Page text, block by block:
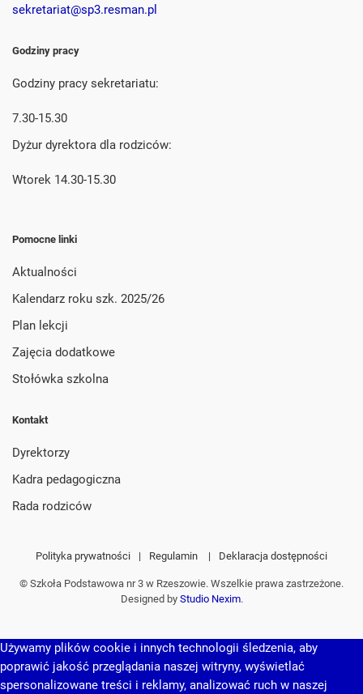
sekretariat@sp3.resman.pl
Godziny pracy
Godziny pracy sekretariatu:
7.30-15.30
Dyżur dyrektora dla rodziców:
Wtorek 14.30-15.30
Pomocne linki
Aktualności
Kalendarz roku szk. 2025/26
Plan lekcji
Zajęcia dodatkowe
Stołówka szkolna
Kontakt
Dyrektorzy
Kadra pedagogiczna
Rada rodziców
Polityka prywatności | Regulamin | Deklaracja dostępności
© Szkoła Podstawowa nr 3 w Rzeszowie. Wszelkie prawa zastrzeżone.
Designed by Studio Nexim.
Używamy plików cookie i innych technologii śledzenia, aby
poprawić jakość przeglądania naszej witryny, wyświetlać
spersonalizowane treści i reklamy, analizować ruch w naszej